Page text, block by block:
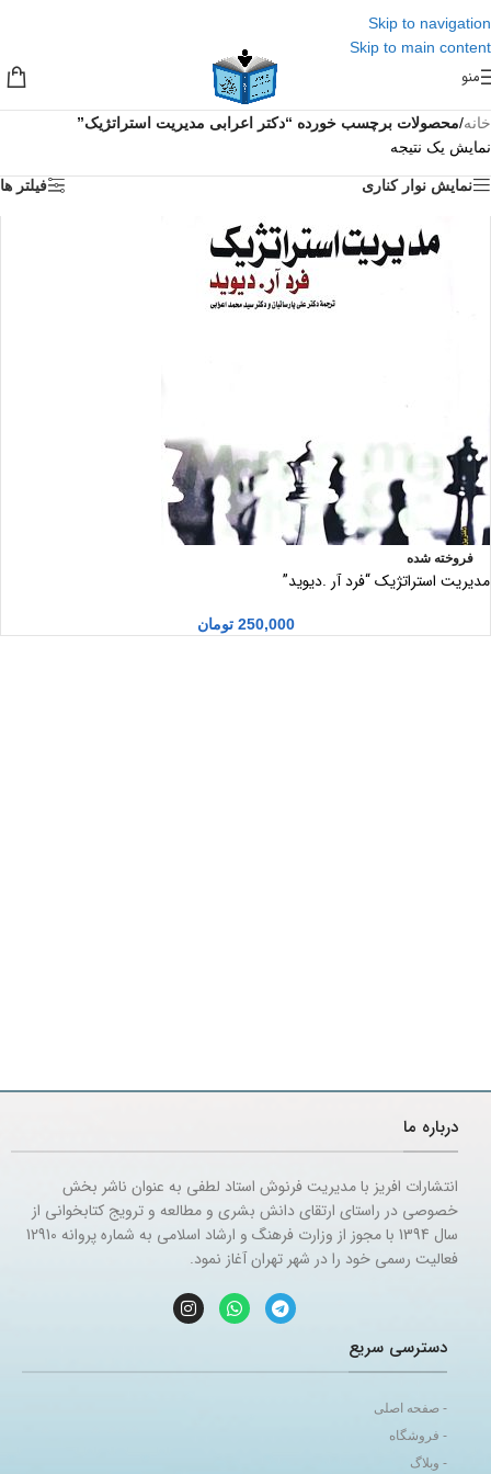
Skip to navigation
Skip to main content
منو
خانه/محصولات برچسب خورده “دکتر اعرابی مدیریت استراتژیک”
نمایش یک نتیجه
نمایش نوار کناری فیلتر ها
فروخته شده
مدیریت استراتژیک “فرد آر .دیوید”
250,000 تومان
درباره ما
انتشارات افریز با مدیریت فرنوش استاد لطفی به عنوان ناشر بخش
خصوصی در راستای ارتقای دانش بشری و مطالعه و ترویج کتابخوانی از
سال 1394 با مجوز از وزارت فرهنگ و ارشاد اسلامی به شماره پروانه 12910
فعالیت رسمی خود را در شهر تهران آغاز نمود.
دسترسی سریع
- صفحه اصلی
- فروشگاه
- وبلاگ